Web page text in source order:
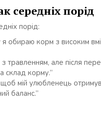
середніх порід
порід:
обираю корм з високим
травленням, але після
склад корму.”
мій улюбленець
баланс.”